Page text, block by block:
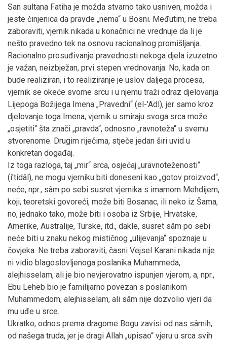
San sultana Fatiha je možda stvarno tako usniven, možda i
jeste činjenica da pravde „nema“ u Bosni. Međutim, ne treba
zaboraviti, vjernik nikada u konačnici ne vrednuje da li je
nešto pravedno tek na osnovu racionalnog promišljanja.
Racionalno prosuđivanje pravednosti nekoga djela izuzetno
je važan, neizbježan, prvi stepen vrednovanja. No, kada on
bude realiziran, i to realiziranje je uslov daljega procesa,
vjernik se okeće svome srcu i u njemu traži odraz djelovanja
Lijepoga Božijega Imena „Pravedni“ (el-'Adl), jer samo kroz
djelovanje toga Imena, vjernik u smiraju svoga srca može
„osjetiti“ šta znači „pravda“, odnosno „ravnoteža“ u svemu
stvorenome. Drugim riječima, stječe jedan širi uvid u
konkretan događaj.
Iz toga razloga, taj „mir“ srca, osjećaj „uravnoteženosti“
(i'tidâl), ne mogu vjerniku biti doneseni kao „gotov proizvod“,
neće, npr., sâm po sebi susret vjernika s imamom Mehdijem,
koji, teoretski govoreći, može biti Bosanac, ili neko iz Šama,
no, jednako tako, može biti i osoba iz Srbije, Hrvatske,
Amerike, Australije, Turske, itd., dakle, susret sâm po sebi
neće biti u znaku nekog mističnog „ulijevanja“ spoznaje u
čovjeka. Ne treba zaboraviti, časni Vejsel Karani nikada nije
ni vidio blagoslovljenoga poslanika Muhammeda,
alejhisselam, ali je bio nevjerovatno ispunjen vjerom, a, npr.,
Ebu Leheb bio je familijarno povezan s poslanikom
Muhammedom, alejhisselam, ali sâm nije dozvolio vjeri da
mu uđe u srce.
Ukratko, odnos prema dragome Bogu zavisi od nas sâmih,
od našega truda, jer je dragi Allah „upisao“ vjeru u srca svih